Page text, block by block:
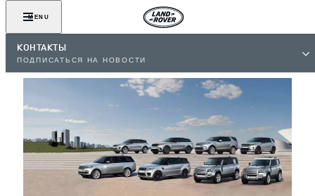
MENU
КОНТАКТЫ
ПОДПИСАТЬСЯ НА НОВОСТИ